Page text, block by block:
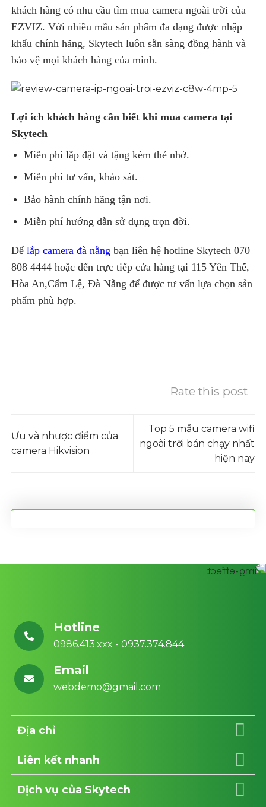
khách hàng có nhu cầu tìm mua camera ngoài trời của
EZVIZ. Với nhiều mẫu sản phẩm đa dạng được nhập
khẩu chính hãng, Skytech luôn sẵn sàng đồng hành và
bảo vệ mọi khách hàng của mình.
Lợi ích khách hàng cần biết khi mua camera tại
Skytech
Miễn phí lắp đặt và tặng kèm thẻ nhớ.
Miễn phí tư vấn, khảo sát.
Bảo hành chính hãng tận nơi.
Miễn phí hướng dẫn sử dụng trọn đời.
Đểlắp camera đà nẵng bạn liên hệ hotline Skytech 070
808 4444 hoặc đến trực tiếp cửa hàng tại 115 Yên Thế,
Hòa An,Cẩm Lệ, Đà Nẵng để được tư vấn lựa chọn sản
phẩm phù hợp.
Rate this post
Ưu và nhược điểm của
camera Hikvision
Top 5 mẫu camera wifi
ngoài trời bán chạy nhất
hiện nay
Hotline
0986.413.xxx - 0937.374.844
Email
webdemo@gmail.com
Địa chỉ
Liên kết nhanh
Dịch vụ của Skytech